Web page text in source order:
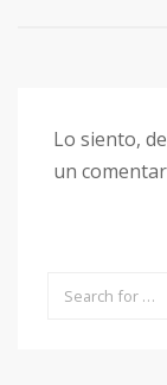
Lo siento,
un